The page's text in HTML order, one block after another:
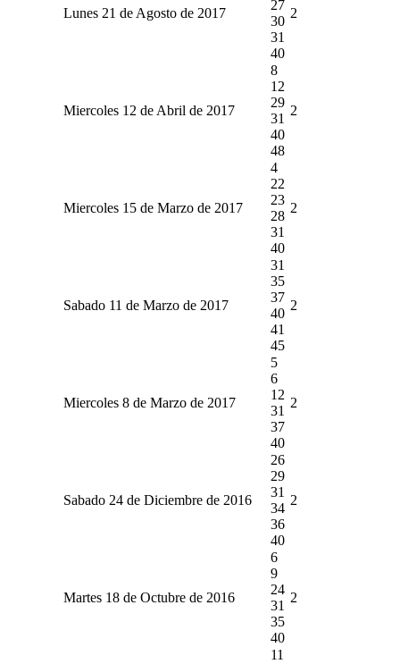
Lunes 21 de Agosto de 2017
27
30
31
40
2
Miercoles 12 de Abril de 2017
8
12
29
31
40
48
2
Miercoles 15 de Marzo de 2017
4
22
23
28
31
40
2
Sabado 11 de Marzo de 2017
31
35
37
40
41
45
2
Miercoles 8 de Marzo de 2017
5
6
12
31
37
40
2
Sabado 24 de Diciembre de 2016
26
29
31
34
36
40
2
Martes 18 de Octubre de 2016
6
9
24
31
35
40
2
11